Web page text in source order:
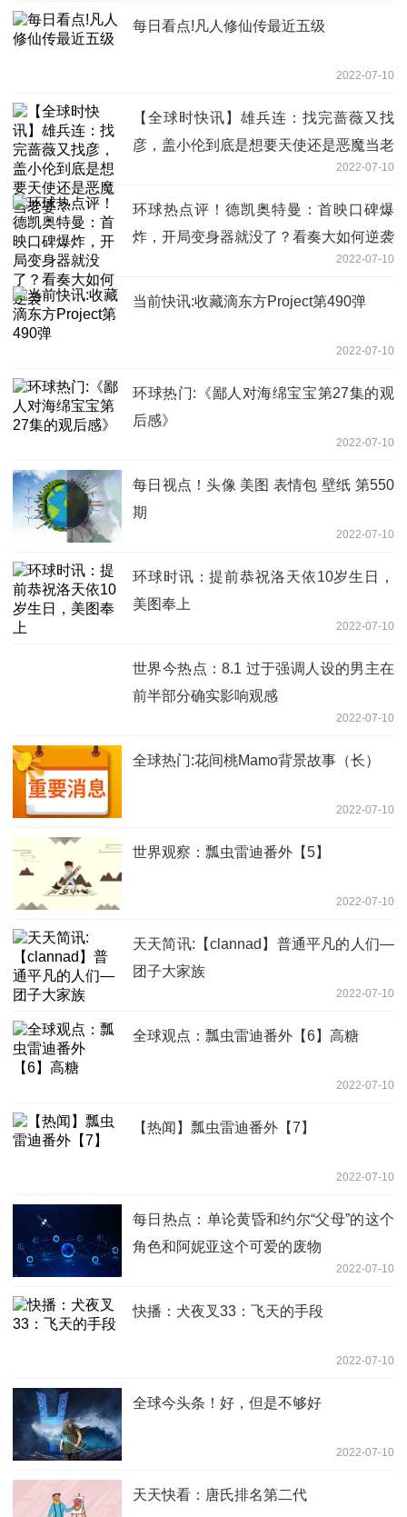
每日看点!凡人修仙传最近五级
2022-07-10
【全球时快讯】雄兵连：找完蔷薇又找
彦，盖小伦到底是想要天使还是恶魔当老
2022-07-10
环球热点评！德凯奥特曼：首映口碑爆
炸，开局变身器就没了？看奏大如何逆袭
2022-07-10
当前快讯:收藏滴东方Project第490弹
2022-07-10
环球热门:《鄙人对海绵宝宝第27集的观
后感》
2022-07-10
每日视点！头像 美图 表情包 壁纸 第550
期
2022-07-10
环球时讯：提前恭祝洛天依10岁生日，
美图奉上
2022-07-10
世界今热点：8.1 过于强调人设的男主在
前半部分确实影响观感
2022-07-10
全球热门:花间桃Mamo背景故事（长）
2022-07-10
世界观察：瓢虫雷迪番外【5】
2022-07-10
天天简讯:【clannad】普通平凡的人们—
团子大家族
2022-07-10
全球观点：瓢虫雷迪番外【6】高糖
2022-07-10
【热闻】瓢虫雷迪番外【7】
2022-07-10
每日热点：单论黄昏和约尔“父母”的这个
角色和阿妮亚这个可爱的废物
2022-07-10
快播：犬夜叉33：飞天的手段
2022-07-10
全球今头条！好，但是不够好
2022-07-10
天天快看：唐氏排名第二代